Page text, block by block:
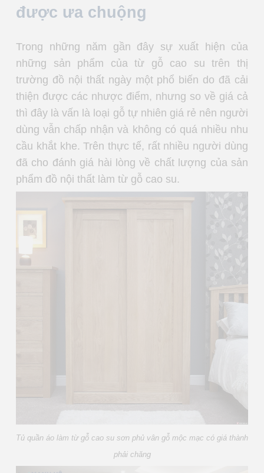
được ưa chuộng
Trong những năm gần đây sự xuất hiện của
những sản phẩm của từ gỗ cao su trên thị
trường đồ nội thất ngày một phổ biến do đã cải
thiện được các nhược điểm, nhưng so về giá cả
thì đây là vấn là loại gỗ tự nhiên giá rẻ nên người
dùng vẫn chấp nhận và không có quá nhiều nhu
cầu khắt khe. Trên thực tế, rất nhiều người dùng
đã cho đánh giá hài lòng về chất lượng của sản
phẩm đồ nội thất làm từ gỗ cao su.
Tủ quần áo làm từ gỗ cao su sơn phủ vân gỗ mộc mạc có giá thành
phải chăng